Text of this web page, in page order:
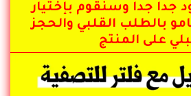
جدا جدا وسنقوم بإختيار
بالطلب القلبي والحجز
على المنتج